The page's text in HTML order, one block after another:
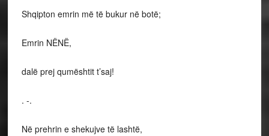
Shqipton emrin më të bukur në botë;
Emrin NËNË,
dalë prej qumështit t’saj!
. -.
Në prehrin e shekujve të lashtë,